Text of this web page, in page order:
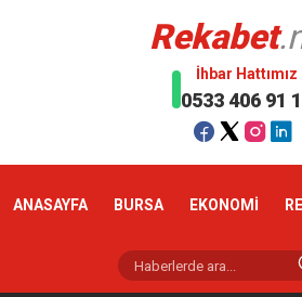
Rekabet
İhbar Hattımız
0533 406 91
ANASAYFA BURSA EKONOMİ